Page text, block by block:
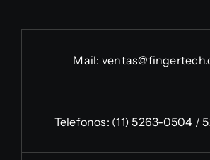
Mail:
Telefonos: (11) 5263-0504 /